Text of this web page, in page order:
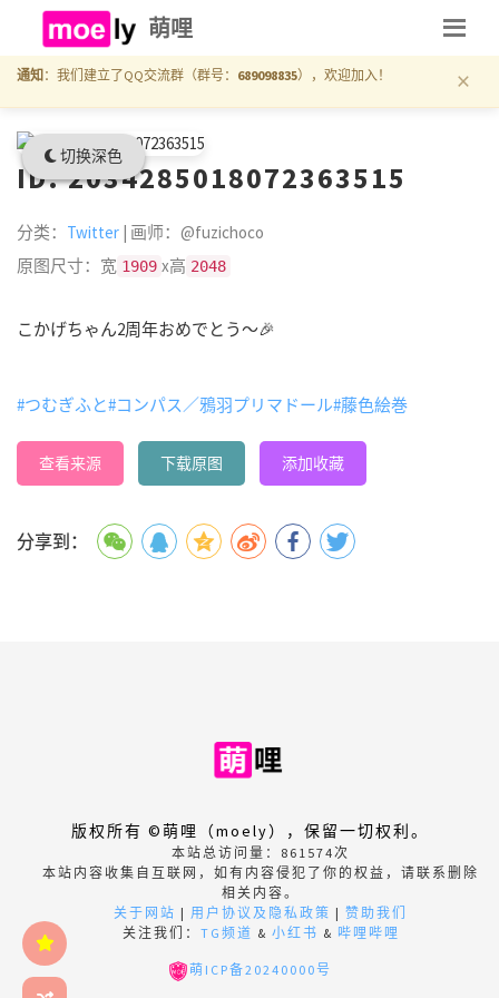
切换深色
萌哩
通知 ：我们建立了QQ交流群（群号： 689098835），欢迎加入！ ×
ID: 2034285018072363515
分类： Twitter | 画师：@fuzichoco
原图尺寸：宽 1909 x高 2048
こかげちゃん2周年おめでとう～🎉
#つむぎふと#コンパス／鴉羽プリマドール#藤色絵巻
查看来源 下载原图 添加收藏
分享到：
版权所有 ©萌哩（moely），保留一切权利。
本站总访问量： 861574次
本站内容收集自互联网，如有内容侵犯了你的权益，请联系删除
相关内容。
关于网站 | 用户协议及隐私政策 | 赞助我们
关注我们： TG频道 & 小红书 & 哔哩哔哩
萌ICP备20240000号